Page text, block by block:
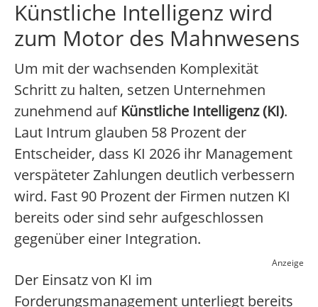
Künstliche Intelligenz wird
zum Motor des Mahnwesens
Um mit der wachsenden Komplexität
Schritt zu halten, setzen Unternehmen
zunehmend auf Künstliche Intelligenz (KI).
Laut Intrum glauben 58 Prozent der
Entscheider, dass KI 2026 ihr Management
verspäteter Zahlungen deutlich verbessern
wird. Fast 90 Prozent der Firmen nutzen KI
bereits oder sind sehr aufgeschlossen
gegenüber einer Integration.
Anzeige
Der Einsatz von KI im
Forderungsmanagement unterliegt bereits